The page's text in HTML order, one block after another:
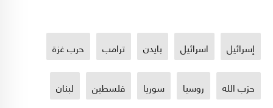
إسرائيل اسرائيل بايدن ترامب حرب غزة
حزب الله روسيا سوريا فلسطين لبنان